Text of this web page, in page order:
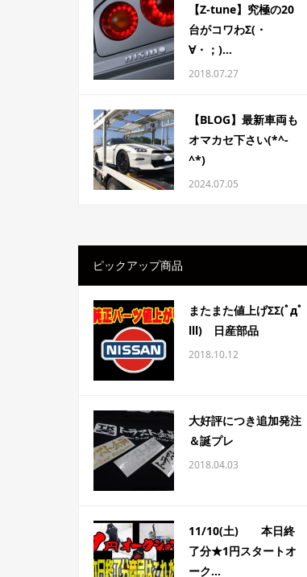
【Z-tune】究極の20
台がコワわΣ(・
∀・；)...
2018.07.27
【BLOG】最新車両も
オマカセ下さい(*^-
^*)
2024.07.05
ピックアップ商品
またまた値上げΣΣ(ﾟдﾟ
lll) 日産部品
2018.10.12
大好評につき追加発注
＆誕プレ
2018.04.03
11/10(土) 本日終
了分★1円スタートオ
ーク...